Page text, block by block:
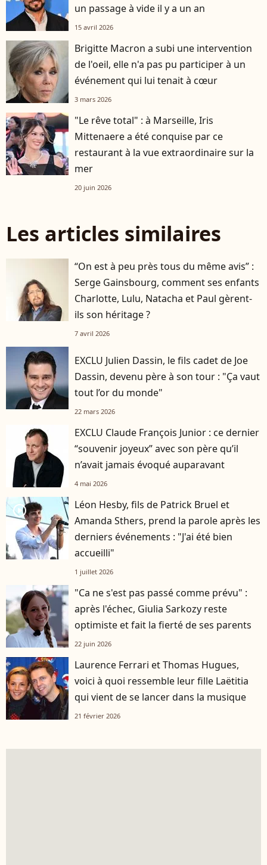
un passage à vide il y a un an
15 avril 2026
Brigitte Macron a subi une intervention
de l'oeil, elle n'a pas pu participer à un
événement qui lui tenait à cœur
3 mars 2026
"Le rêve total" : à Marseille, Iris
Mittenaere a été conquise par ce
restaurant à la vue extraordinaire sur la
mer
20 juin 2026
Les articles similaires
“On est à peu près tous du même avis” :
Serge Gainsbourg, comment ses enfants
Charlotte, Lulu, Natacha et Paul gèrent-
ils son héritage ?
7 avril 2026
EXCLU Julien Dassin, le fils cadet de Joe
Dassin, devenu père à son tour : "Ça vaut
tout l’or du monde"
22 mars 2026
EXCLU Claude François Junior : ce dernier
“souvenir joyeux” avec son père qu’il
n’avait jamais évoqué auparavant
4 mai 2026
player2
Léon Hesby, fils de Patrick Bruel et
Amanda Sthers, prend la parole après les
derniers événements : "J'ai été bien
accueilli"
1 juillet 2026
"Ca ne s'est pas passé comme prévu" :
après l'échec, Giulia Sarkozy reste
optimiste et fait la fierté de ses parents
22 juin 2026
Laurence Ferrari et Thomas Hugues,
voici à quoi ressemble leur fille Laëtitia
qui vient de se lancer dans la musique
21 février 2026